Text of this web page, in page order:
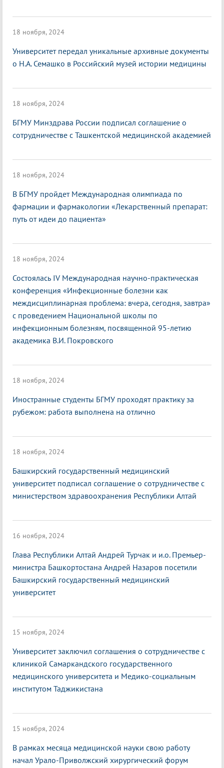
18 ноября, 2024
Университет передал уникальные архивные документы
о Н.А. Семашко в Российский музей истории медицины
18 ноября, 2024
БГМУ Минздрава России подписал соглашение о
сотрудничестве с Ташкентской медицинской академией
18 ноября, 2024
В БГМУ пройдет Международная олимпиада по
фармации и фармакологии «Лекарственный препарат:
путь от идеи до пациента»
18 ноября, 2024
Состоялась IV Международная научно-практическая
конференция «Инфекционные болезни как
междисциплинарная проблема: вчера, сегодня, завтра»
с проведением Национальной школы по
инфекционным болезням, посвященной 95-летию
академика В.И. Покровского
18 ноября, 2024
Иностранные студенты БГМУ проходят практику за
рубежом: работа выполнена на отлично
18 ноября, 2024
Башкирский государственный медицинский
университет подписал соглашение о сотрудничестве с
министерством здравоохранения Республики Алтай
16 ноября, 2024
Глава Республики Алтай Андрей Турчак и и.о. Премьер-
министра Башкортостана Андрей Назаров посетили
Башкирский государственный медицинский
университет
15 ноября, 2024
Университет заключил соглашения о сотрудничестве с
клиникой Самаркандского государственного
медицинского университета и Медико-социальным
институтом Таджикистана
15 ноября, 2024
В рамках месяца медицинской науки свою работу
начал Урало-Приволжский хирургический форум